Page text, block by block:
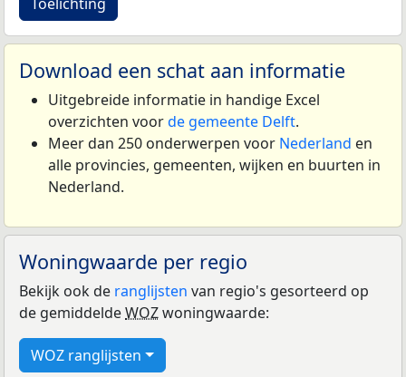
Download een schat aan informatie
Uitgebreide informatie in handige Excel
overzichten voorde gemeente Delft.
Meer dan 250 onderwerpen voor Nederland en
alle provincies, gemeenten, wijken en buurten in
Nederland.
Woningwaarde per regio
Bekijk ook de ranglijsten van regio's gesorteerd op
de gemiddeldeWOZwoningwaarde:
WOZ ranglijsten